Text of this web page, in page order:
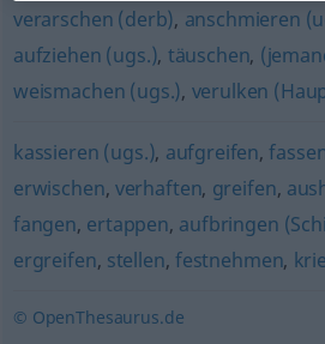
verarschen (derb), anschmieren
aufziehen (ugs.), täuschen,
weismachen (ugs.), verulken
kassieren (ugs.), aufgreifen,
erwischen, verhaften, greifen,
fangen, ertappen, aufbringen
ergreifen, stellen, festnehmen,
© OpenThesaurus.de